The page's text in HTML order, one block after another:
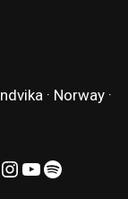
· Norway ·
Instagram
YouTube
Spotify